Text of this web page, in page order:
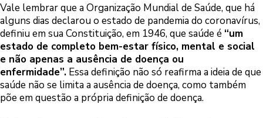
Vale lembrar que a Organização Mundial de Saúde, que há
alguns dias declarou o estado de pandemia do coronavírus,
definiu em sua Constituição, em 1946, que saúde é “um
estado de completo bem-estar físico, mental e social
e não apenas a ausência de doença ou
enfermidade”. Essa definição não só reafirma a ideia de que
saúde não se limita a ausência de doença, como também
põe em questão a própria definição de doença.